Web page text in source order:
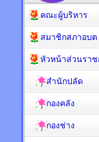
คณะผู้บริหาร
สมาชิกสภาอบต
หัวหน้าส่วนราช
สำนักปลัด
กองคลัง
กองช่าง